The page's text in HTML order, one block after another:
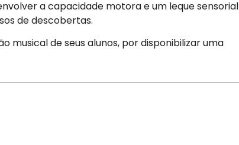
a capacidade motora e um leque sensorial
de descobertas.
musical de seus alunos, por disponibilizar uma